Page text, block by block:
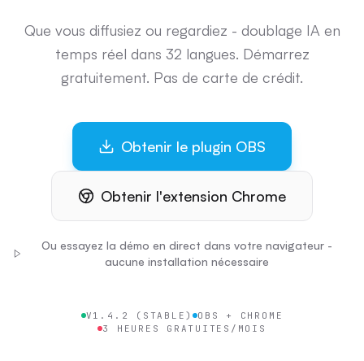
Que vous diffusiez ou regardiez - doublage IA en
temps réel dans 32 langues. Démarrez
gratuitement. Pas de carte de crédit.
Obtenir le plugin OBS
Obtenir l'extension Chrome
Ou essayez la démo en direct dans votre navigateur -
aucune installation nécessaire
V1.4.2 (STABLE) OBS + CHROME
3 HEURES GRATUITES/MOIS